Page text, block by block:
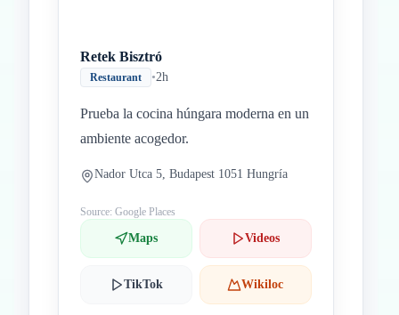
Retek Bisztró
Restaurant •2h
Prueba la cocina húngara moderna en un
ambiente acogedor.
Nador Utca 5, Budapest 1051 Hungría
Source: Google Places
Maps Videos
TikTok Wikiloc